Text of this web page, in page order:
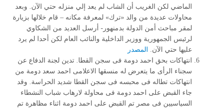
الماضي لكن الغريب أن الشاب لم يعد إلي منزله حتي الآن. وبعد
محاولات عديدة من والد «ترك» لمعرفة مكانه – قام خلالها بزيارة
لمقر مباحث أمن الدولة بدمنهور- أرسل العديد من الشكاوي
لرئيس الجمهورية ووزير الداخلية والنائب العام لكن أحدا لم يرد
عليها حتي الآن.
المصدر
انتهاكات بحق احمد دومة فى سجن القطا. تدين لجنة الدفاع عن
سجناء الرأى ما يتعرض له منسقها الاعلامى احمد سعد دومة من
انتهاكات تطاله فى محبسه فى سجن القطا شديد الحراسة. وقد
جاء القبض على احمد دومة فى محاولة لارهاب شباب النشطاء
السياسيين فى مصر تم القبض على احمد دومة اثناء مظاهرة تم